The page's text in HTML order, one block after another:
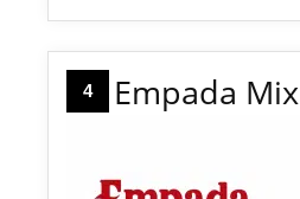
4 Empada Mix